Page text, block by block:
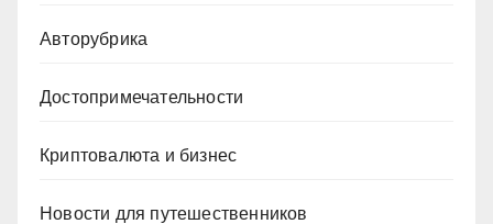
Авторубрика
Достопримечательности
Криптовалюта и бизнес
Новости для путешественников